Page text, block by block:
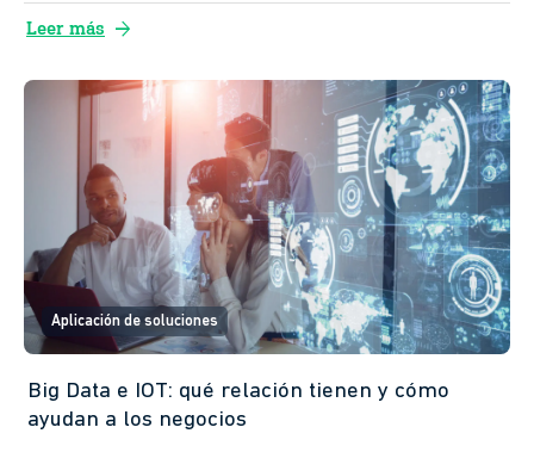
Leer más arrow_forward
Aplicación de soluciones
Big Data e IOT: qué relación tienen y cómo
ayudan a los negocios